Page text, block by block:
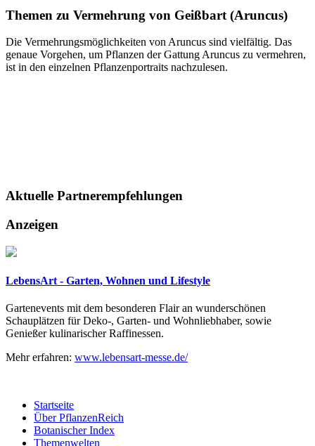
Themen zu Vermehrung von Geißbart (Aruncus)
Die Vermehrungsmöglichkeiten von Aruncus sind vielfältig. Das
genaue Vorgehen, um Pflanzen der Gattung Aruncus zu vermehren,
ist in den einzelnen Pflanzenportraits nachzulesen.
Aktuelle Partnerempfehlungen
Anzeigen
LebensArt - Garten, Wohnen und Lifestyle
Gartenevents mit dem besonderen Flair an wunderschönen
Schauplätzen für Deko-, Garten- und Wohnliebhaber, sowie
Genießer kulinarischer Raffinessen.
Mehr erfahren: www.lebensart-messe.de/
Startseite
Über PflanzenReich
Botanischer Index
Themenwelten